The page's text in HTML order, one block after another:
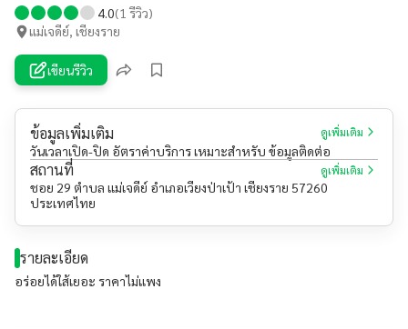
4.0(1 รีวิว)
แม่เจดีย์, เชียงราย
เขียนรีวิว
ข้อมูลเพิ่มเติม ดูเพิ่มเติม
วันเวลาเปิด-ปิด อัตราค่าบริการ เหมาะสำหรับ ข้อมูลติดต่อ
สถานที่ ดูเพิ่มเติม
ชอย 29 ตำบล แม่เจดีย์ อำเภอเวียงป่าเป้า เชียงราย 57260
ประเทศไทย
รายละเอียด
อร่อยได้ใส้เยอะ ราคาไม่แพง